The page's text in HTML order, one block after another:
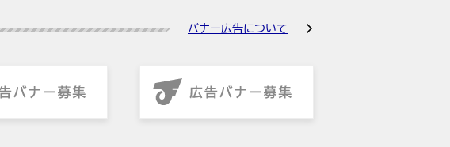
バナー広告について